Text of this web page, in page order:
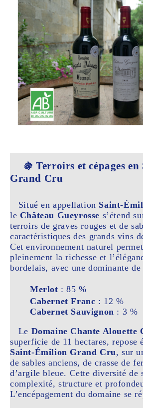
🍇Terroirs et cépages
Grand Cru
Situé en appellation Saint-
le Château Gueyrosse s’étend
terroirs de graves rouges et de
caractéristiques des grands vins
Cet environnement naturel
pleinement la richesse et
bordelais, avec une dominante de
Merlot : 85 %
Cabernet Franc : 12 %
Cabernet Sauvignon : 3 %
Le Domaine Chante Alouette
superficie de 11 hectares, repose
Saint-Émilion Grand Cru, sur
de sables anciens, de crasse de
d’argile bleue. Cette diversité de
complexité, structure et
L’encépagement du domaine se